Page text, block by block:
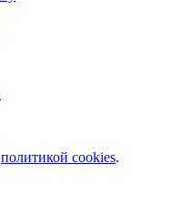
политикой cookies.